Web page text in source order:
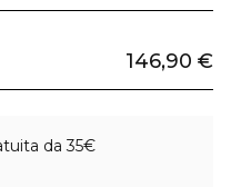
146,90 €
da 35€